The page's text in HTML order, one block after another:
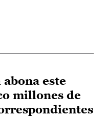
este
millones de